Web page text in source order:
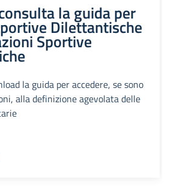
la guida per
Dilettantische
Sportive
la guida per accedere, se sono
alla definizione agevolata delle